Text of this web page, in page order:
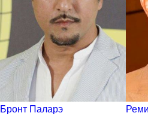
Бронт Паларэ